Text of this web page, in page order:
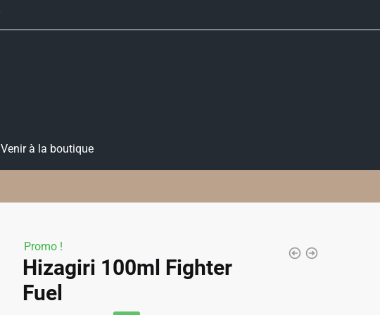
Venir à la boutique
Promo !
Hizagiri 100ml Fighter
Fuel